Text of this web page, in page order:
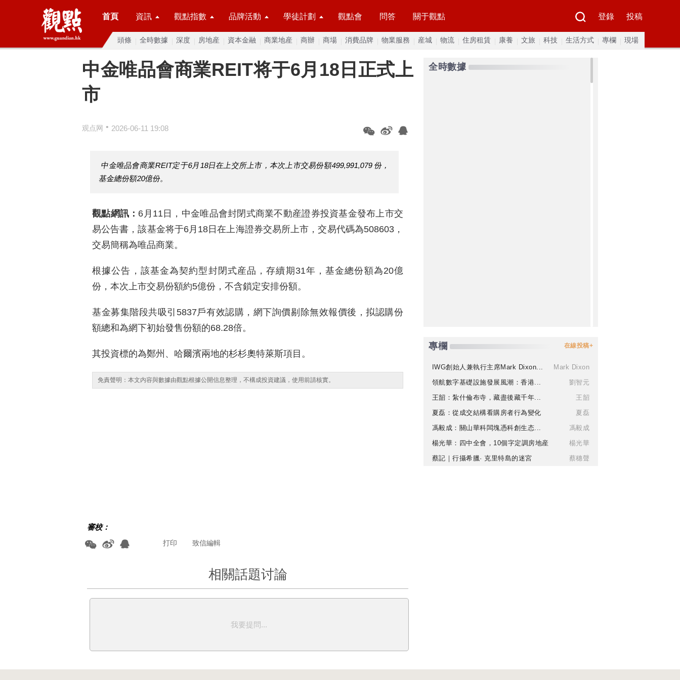
首頁 資訊 觀點指數 品牌活動 學徒計劃 觀點會 問答 關于觀點 登錄 投稿
頭條 全時數據 深度 房地産 資本金融 商業地産 商辦 商場 消費品牌 物業服務 産城 物流 住房租賃 康養 文旅 科技 生活方式 專欄 現場
中金唯品會商業REIT将于6月18日正式上
市
观点网 • 2026-06-11 19:08
中金唯品會商業REIT定于6月18日在上交所上市，本次上市交易份額499,991,079 份，
基金總份額20億份。
觀點網訊： 6月11日，中金唯品會封閉式商業不動産證券投資基金發布上市交
易公告書，該基金将于6月18日在上海證券交易所上市，交易代碼為508603，
交易簡稱為唯品商業。
根據公告，該基金為契約型封閉式産品，存續期31年，基金總份額為20億
份，本次上市交易份額約5億份，不含鎖定安排份額。
基金募集階段共吸引5837戶有效認購，網下詢價剔除無效報價後，拟認購份
額總和為網下初始發售份額的68.28倍。
其投資標的為鄭州、哈爾濱兩地的杉杉奧特萊斯項目。
免責聲明：本文内容與數據由觀點根據公開信息整理，不構成投資建議，使用前請核實。
審校：
致信編輯
打印
相關話題讨論
我要提問...
全時數據
專欄 在線投稿+
IWG創始人兼執行主席Mark Dixon...
Mark Dixon
領航數字基礎設施發展風潮：香港...
劉智元
王韶：紮什倫布寺，藏盡後藏千年...
王韶
夏磊：從成交結構看購房者行為變化
夏磊
馮毅成：關山華科闆塊憑科創生态...
馮毅成
楊光華：四中全會，10個字定調房地産
楊光華
蔡記｜行攝希臘· 克里特島的迷宮
蔡穗聲